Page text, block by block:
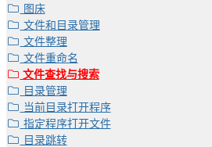
图床
文件和目录管理
文件整理
文件重命名
文件查找与搜索
目录管理
当前目录打开程序
指定程序打开文件
目录跳转